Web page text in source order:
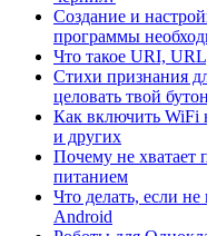
Создание и
программы
Что такое URI,
Стихи признания
целовать твой бутон
Как включить WiFi
и других
Почему не хватает
питанием
Что делать, если
Android